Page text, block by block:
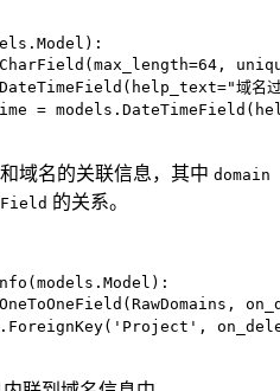
64 ,
"域名
=
域名的关联信息，其中 domain
的关系。
(models.Model):
'Project' ,